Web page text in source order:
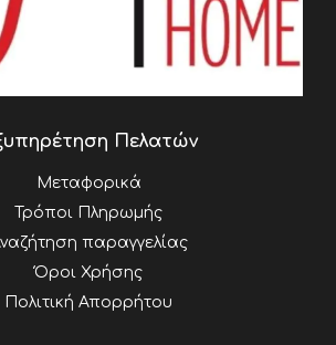
Πελατών
Μεταφορικά
Τρόποι Πληρωμής
παραγγελίας
Όροι Χρήσης
Πολιτική Απορρήτου